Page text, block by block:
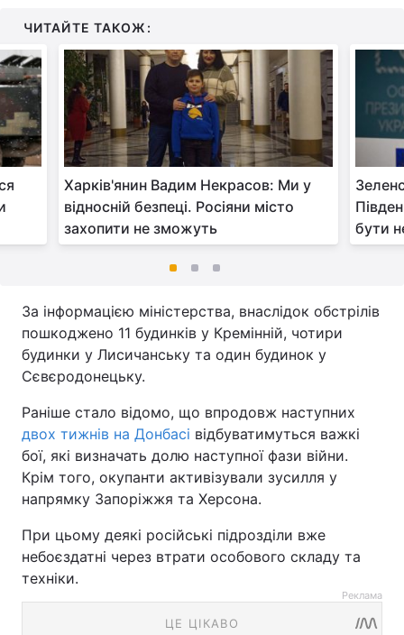
ЧИТАЙТЕ ТАКОЖ:
Харків'янин Вадим Некрасов: Ми у
відносній безпеці. Росіяни місто
захопити не зможуть
бути
За інформацією міністерства, внаслідок обстрілів
пошкоджено 11 будинків у Кремінній, чотири
будинки у Лисичанську та один будинок у
Сєвєродонецьку.
Раніше стало відомо, що впродовж наступних
двох тижнів на Донбасі відбуватимуться важкі
бої, які визначать долю наступної фази війни.
Крім того, окупанти активізували зусилля у
напрямку Запоріжжя та Херсона.
При цьому деякі російські підрозділи вже
небоєздатні через втрати особового складу та
техніки.
Реклама